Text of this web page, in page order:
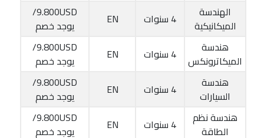
الهندسة
الميكانيكية
4 سنوات EN
9.800USD/
يوجد خصم
هندسة
الميكاترونكس
4 سنوات EN
9.800USD/
يوجد خصم
هندسة
السيارات
4 سنوات EN
9.800USD/
يوجد خصم
هندسة نظم
الطاقة
4 سنوات EN
9.800USD/
يوجد خصم